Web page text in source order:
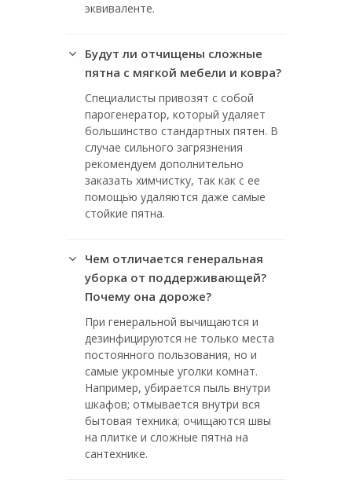
эквиваленте.
Будут ли отчищены сложные
пятна с мягкой мебели и ковра?
Специалисты привозят с собой
парогенератор, который удаляет
большинство стандартных пятен. В
случае сильного загрязнения
рекомендуем дополнительно
заказать химчистку, так как с ее
помощью удаляются даже самые
стойкие пятна.
Чем отличается генеральная
уборка от поддерживающей?
Почему она дороже?
При генеральной вычищаются и
дезинфицируются не только места
постоянного пользования, но и
самые укромные уголки комнат.
Например, убирается пыль внутри
шкафов; отмывается внутри вся
бытовая техника; очищаются швы
на плитке и сложные пятна на
сантехнике.